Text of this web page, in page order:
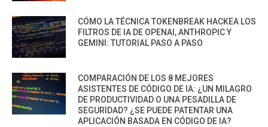
CÓMO LA TÉCNICA TOKENBREAK HACKEA LOS
FILTROS DE IA DE OPENAI, ANTHROPIC Y
GEMINI: TUTORIAL PASO A PASO
COMPARACIÓN DE LOS 8 MEJORES
ASISTENTES DE CÓDIGO DE IA: ¿UN MILAGRO
DE PRODUCTIVIDAD O UNA PESADILLA DE
SEGURIDAD? ¿SE PUEDE PATENTAR UNA
APLICACIÓN BASADA EN CÓDIGO DE IA?